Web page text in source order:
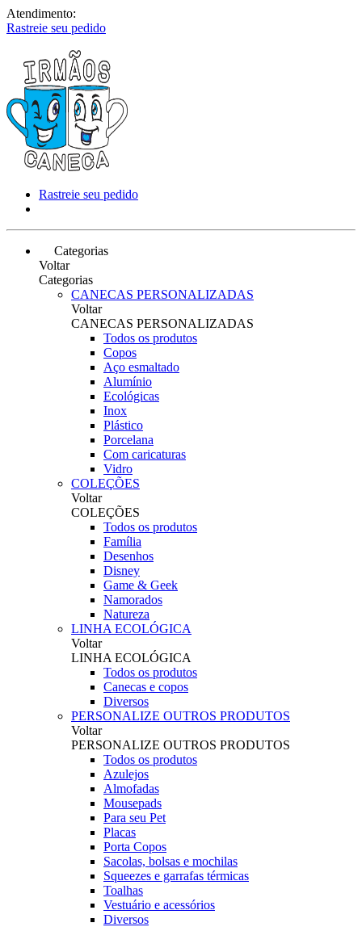
Atendimento:
Rastreie seu pedido
Rastreie seu pedido
Categorias
Voltar
Categorias
CANECAS PERSONALIZADAS
Voltar
CANECAS PERSONALIZADAS
Todos os produtos
Copos
Aço esmaltado
Alumínio
Ecológicas
Inox
Plástico
Porcelana
Com caricaturas
Vidro
COLEÇÕES
Voltar
COLEÇÕES
Todos os produtos
Família
Desenhos
Disney
Game & Geek
Namorados
Natureza
LINHA ECOLÓGICA
Voltar
LINHA ECOLÓGICA
Todos os produtos
Canecas e copos
Diversos
PERSONALIZE OUTROS PRODUTOS
Voltar
PERSONALIZE OUTROS PRODUTOS
Todos os produtos
Azulejos
Almofadas
Mousepads
Para seu Pet
Placas
Porta Copos
Sacolas, bolsas e mochilas
Squeezes e garrafas térmicas
Toalhas
Vestuário e acessórios
Diversos